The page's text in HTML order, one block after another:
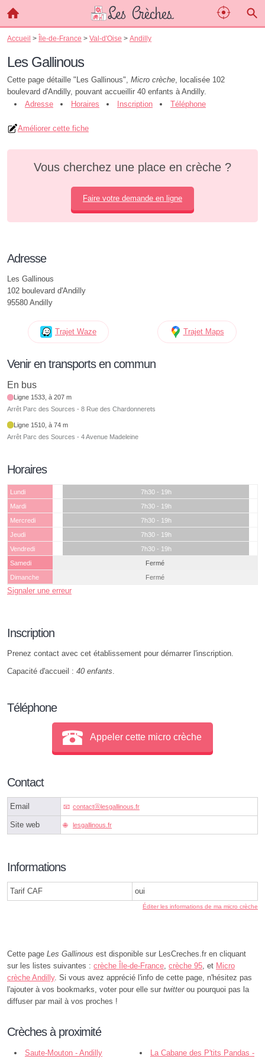
Accueil > Île-de-France > Val-d'Oise > Andilly
Les Gallinous
Cette page détaille "Les Gallinous", Micro crèche, localisée 102
boulevard d'Andilly, pouvant accueillir 40 enfants à Andilly.
Adresse
Horaires Inscription Téléphone
Améliorer cette fiche
Vous cherchez une place en crèche ?
Faire votre demande en ligne
Adresse
Les Gallinous
102 boulevard d'Andilly
95580 Andilly
Trajet Waze Trajet Maps
Venir en transports en commun
En bus
Ligne 1533, à 207 m
Arrêt Parc des Sources - 8 Rue des Chardonnerets
Ligne 1510, à 74 m
Arrêt Parc des Sources - 4 Avenue Madeleine
Horaires
Lundi
7h30 - 19h
Mardi
7h30 - 19h
Mercredi
7h30 - 19h
Jeudi
7h30 - 19h
Vendredi
7h30 - 19h
Samedi
Fermé
Dimanche
Fermé
Signaler une erreur
Inscription
Prenez contact avec cet établissement pour démarrer l'inscription.
Capacité d'accueil : 40 enfants
Téléphone
Appeler cette micro crèche
Contact
Email contactⓐlesgallinous.fr
Site web lesgallinous.fr
Informations
Tarif CAF oui
Éditer les informations de ma micro crèche
Cette page Les Gallinous est disponible sur LesCreches.fr en cliquant
sur les listes suivantes : crèche Île-de-France crèche 95 , et Micro
crèche Andilly. Si vous avez apprécié l'info de cette page, n'hésitez pas
l'ajouter à vos bookmarks, voter pour elle sur twitterou pourquoi pas la
diffuser par mail à vos proches !
Crèches à proximité
Saute-Mouton - Andilly
La Cabane des P'tits Pandas -